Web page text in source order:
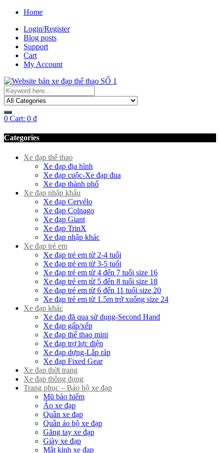
Home
Login/Register
Blog posts
Support
Cart
My Account
0 Cart: 0 ₫
Categories
Xe đạp thể thao
Xe đạp địa hình
Xe đạp cuộc-Xe đạp đua
Xe đạp thành phố
Xe đạp nhập khẩu
Xe đạp Cervélo
Xe đạp Colnago
Xe đạp Giant
Xe đạp TrinX
Xe đạp nhập khác
Xe đạp trẻ em
Xe đạp trẻ em từ 2-4 tuổi
Xe đạp trẻ em từ 3-5 tuổi
Xe đạp trẻ em từ 4 đến 7 tuổi size 16
Xe đạp trẻ em từ 5 đến 8 tuổi size 18
Xe đạp trẻ em từ 6 đến 11 tuổi size 20
Xe đạp trẻ em từ 1.5m trở xuống size 24
Xe đạp khác
Xe đạp đã qua sử dụng-Second Hand
Xe đạp gấp/xếp
Xe đạp thể thao mini
Xe đạp trợ lực điện
Xe đạp dựng-Lắp ráp
Xe đạp Fixed Gear
Xe đạp thời trang
Xe đạp thông dụng
Trang phục – Bảo hộ xe đạp
Mũ bảo hiểm
Áo xe đạp
Quần xe đạp
Quần áo bộ xe đạp
Găng tay xe đạp
Giày xe đạp
Mắt kinh xe đạp